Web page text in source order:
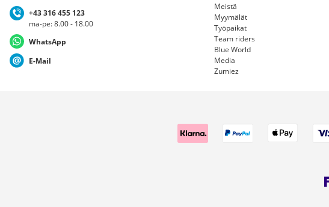
+43 316 455 123
ma-pe: 8.00 - 18.00
WhatsApp
E-Mail
Meistä
Myymälät
Työpaikat
Team riders
Blue World
Media
Zumiez